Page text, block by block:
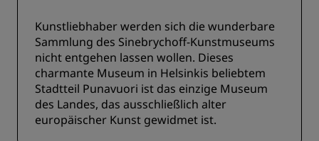
Kunstliebhaber werden sich die wunderbare
Sammlung des Sinebrychoff-Kunstmuseums
nicht entgehen lassen wollen. Dieses
charmante Museum in Helsinkis beliebtem
Stadtteil Punavuori ist das einzige Museum
des Landes, das ausschließlich alter
europäischer Kunst gewidmet ist.